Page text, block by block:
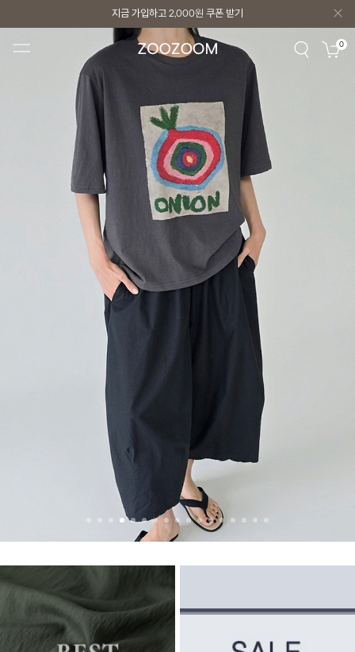
지금 가입하고 2,000원 쿠폰 받기
지금 가입하고 2,000원 쿠폰 받기 0